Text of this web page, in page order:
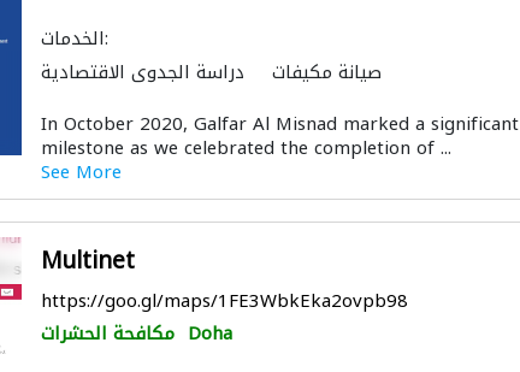
الخدمات:
دراسة الجدوى الاقتصادية
صيانة مكيفات
أمن المنازل استشارات كهروميكانيكية
نظام الصرف الصحي مقاولون لمكافحة الحريق
In October 2020, Galfar Al Misnad marked a significant
milestone as we celebrated the completion of ...
See More
Multinet
https://goo.gl/maps/1FE3WbkEka2ovpb98
مكافحة الحشرات Doha